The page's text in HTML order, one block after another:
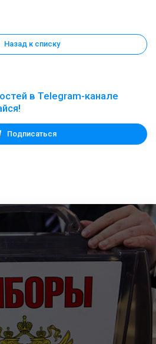
Назад к списку
в Telegram-канале
Подписаться